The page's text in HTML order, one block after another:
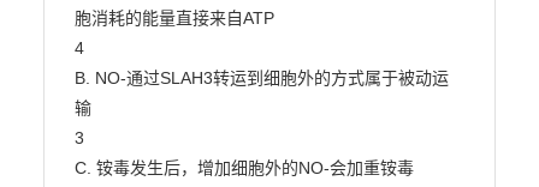
胞消耗的能量直接来自ATP
4
B. NO-通过SLAH3转运到细胞外的方式属于被动运
输
3
C. 铵毒发生后，增加细胞外的NO-会加重铵毒